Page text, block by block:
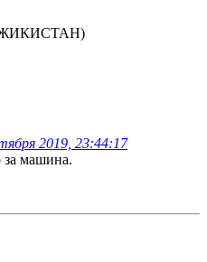
2019, 23:44:17
за машина.